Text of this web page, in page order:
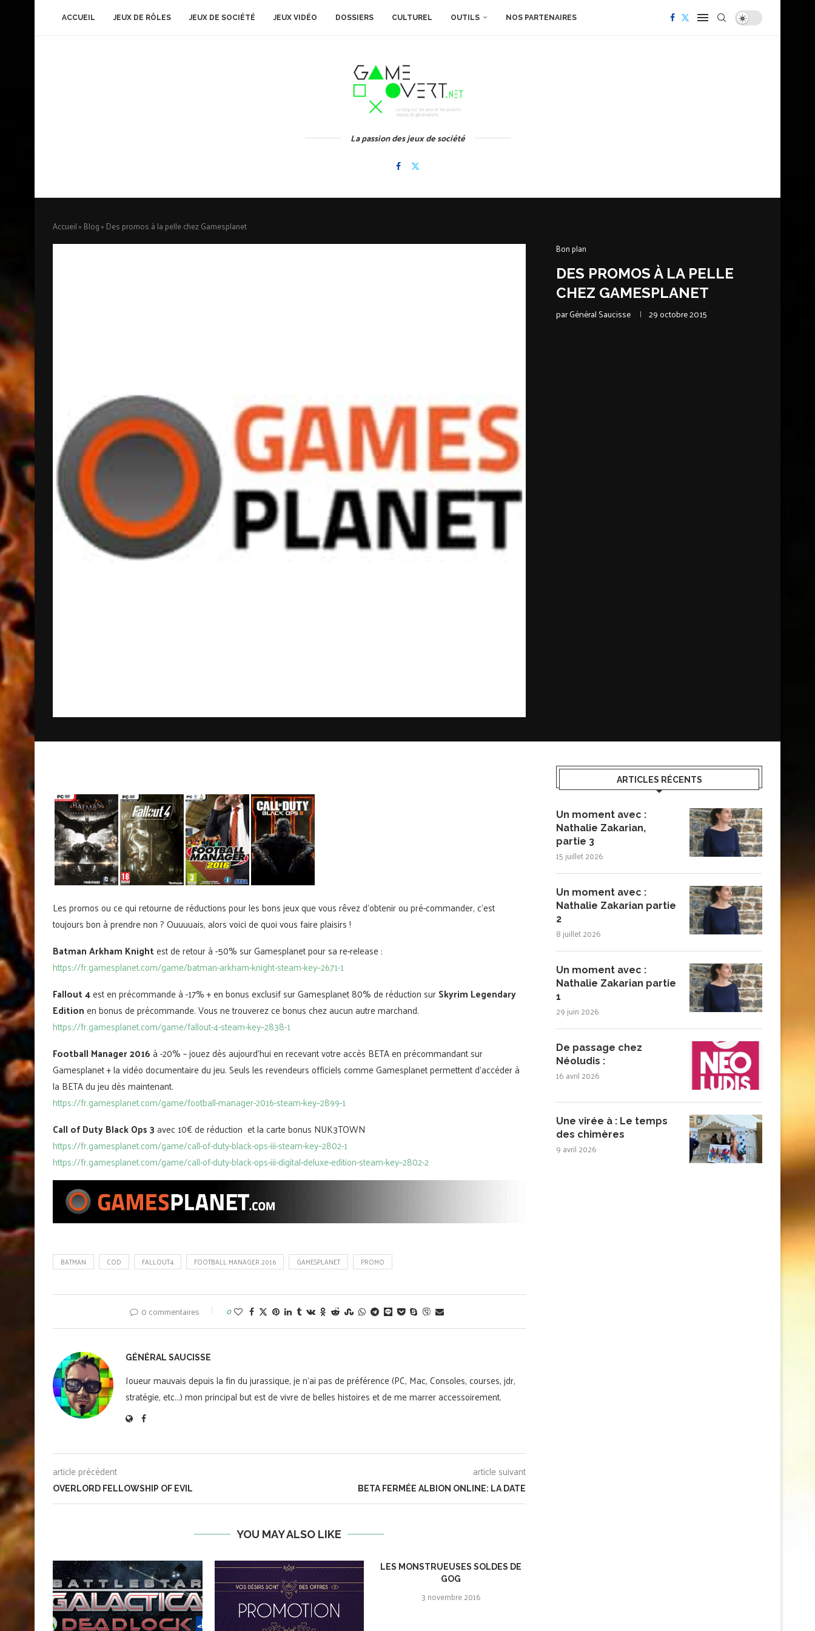
ACCUEIL JEUX DE RÔLES JEUX DE SOCIÉTÉ JEUX VIDÉO DOSSIERS CULTUREL OUTILS NOS PARTENAIRES
La passion des jeux de société
Accueil» Blog» Des promos à la pelle chez Gamesplanet
Bon plan
DES PROMOS À LA PELLE
CHEZ GAMESPLANET
parGénéral Saucisse 29 octobre 2015
Les promos ou ce qui retourne de réductions pour les bons jeux que vous rêvez d’obtenir ou pré-commander, c’est
toujours bon à prendre non ? Ouuuuais, alors voici de quoi vous faire plaisirs !
Batman Arkham Knightest de retour à -50% sur Gamesplanet pour sa re-release :
https://fr.gamesplanet.com/game/batman-arkham-knight-steam-key–2671-1
Fallout 4est en précommande à -17% + en bonus exclusif sur Gamesplanet 80% de réduction surSkyrim Legendary
Editionen bonus de précommande. Vous ne trouverez ce bonus chez aucun autre marchand.
https://fr.gamesplanet.com/game/fallout-4-steam-key–2838-1
Football Manager 2016à -20% – jouez dès aujourd’hui en recevant votre accès BETA en précommandant sur
Gamesplanet + la vidéo documentaire du jeu. Seuls les revendeurs officiels comme Gamesplanet permettent d’accéder à
la BETA du jeu dès maintenant.
https://fr.gamesplanet.com/game/football-manager-2016-steam-key–2899-1
Call of Duty Black Ops 3avec 10€ de réduction et la carte bonus NUK3TOWN
https://fr.gamesplanet.com/game/call-of-duty-black-ops-iii-steam-key–2802-1
https://fr.gamesplanet.com/game/call-of-duty-black-ops-iii-digital-deluxe-edition-steam-key–2802-2
BATMAN COD FALLOUT4 FOOTBALL MANAGER 2016 GAMESPLANET PROMO
0 commentaires 0
GÉNÉRAL SAUCISSE
Joueur mauvais depuis la fin du jurassique, je n'ai pas de préférence (PC, Mac, Consoles, courses, jdr,
stratégie, etc...) mon principal but est de vivre de belles histoires et de me marrer accessoirement.
article précédent
OVERLORD FELLOWSHIP OF EVIL
article suivant
BETA FERMÉE ALBION ONLINE: LA DATE
YOU MAY ALSO LIKE
LES MONSTRUEUSES SOLDES DE
GOG
3 novembre 2016
ARTICLES RÉCENTS
Un moment avec :
Nathalie Zakarian,
partie 3
15 juillet 2026
Un moment avec :
Nathalie Zakarian partie
2
8 juillet 2026
Un moment avec :
Nathalie Zakarian partie
1
29 juin 2026
De passage chez
Néoludis :
16 avril 2026
Une virée à : Le temps
des chimères
9 avril 2026